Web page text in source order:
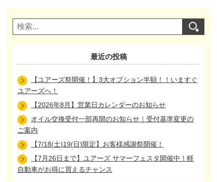
最近の投稿
【ユアーズ祭開催！】3大オプション半額！！いますぐ
ユアーズへ！
【2026年8月】営業日カレンダーのお知らせ
オイル交換受付一部再開のお知らせ｜受付基準変更の
ご案内
【7/18(土)19(日)限定】お客様感謝祭開催！
【7月26日まで】ユアーズ サマーフェスタ開催中！軽
自動車がお得に買えるチャンス